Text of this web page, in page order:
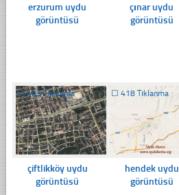
erzurum uydu
görüntüsü
çınar uydu
görüntüsü
☐403 Tıklanma
çiftlikköy uydu
görüntüsü
☐418 Tıklanma
hendek uydu
görüntüsü